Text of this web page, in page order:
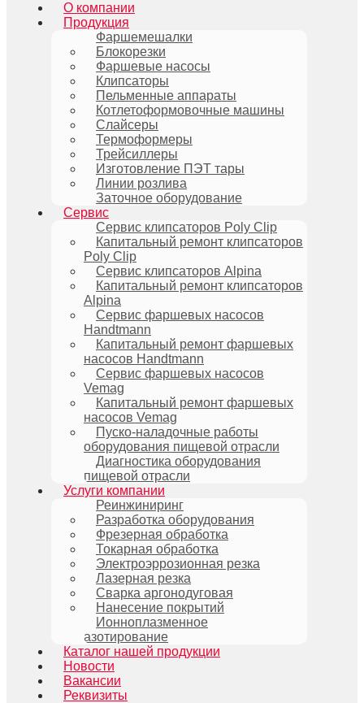
О компании
Продукция
Фаршемешалки
Блокорезки
Фаршевые насосы
Клипсаторы
Пельменные аппараты
Котлетоформовочные машины
Слайсеры
Термоформеры
Трейсиллеры
Изготовление ПЭТ тары
Линии розлива
Заточное оборудование
Сервис
Сервис клипсаторов Poly Clip
Капитальный ремонт клипсаторов
Poly Clip
Сервис клипсаторов Alpina
Капитальный ремонт клипсаторов
Alpina
Сервис фаршевых насосов
Handtmann
Капитальный ремонт фаршевых
насосов Handtmann
Сервис фаршевых насосов
Vemag
Капитальный ремонт фаршевых
насосов Vemag
Пуско-наладочные работы
оборудования пищевой отрасли
Диагностика оборудования
пищевой отрасли
Услуги компании
Реинжиниринг
Разработка оборудования
Фрезерная обработка
Токарная обработка
Электроэррозионная резка
Лазерная резка
Сварка аргонодуговая
Нанесение покрытий
Ионноплазменное
азотирование
Каталог нашей продукции
Новости
Вакансии
Реквизиты